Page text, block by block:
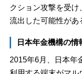
クション攻撃を受
流出した可能性があ
日本年金機構の情
2015年6月、日本年